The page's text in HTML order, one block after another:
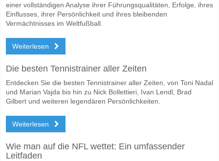
einer vollständigen Analyse ihrer Führungsqualitäten, Erfolge, ihres
Einflusses, ihrer Persönlichkeit und ihres bleibenden
Vermächtnisses im Weltfußball.
Weiterlesen
Die besten Tennistrainer aller Zeiten
Entdecken Sie die besten Tennistrainer aller Zeiten, von Toni Nadal
und Marian Vajda bis hin zu Nick Bollettieri, Ivan Lendl, Brad
Gilbert und weiteren legendären Persönlichkeiten.
Weiterlesen
Wie man auf die NFL wettet: Ein umfassender
Leitfaden